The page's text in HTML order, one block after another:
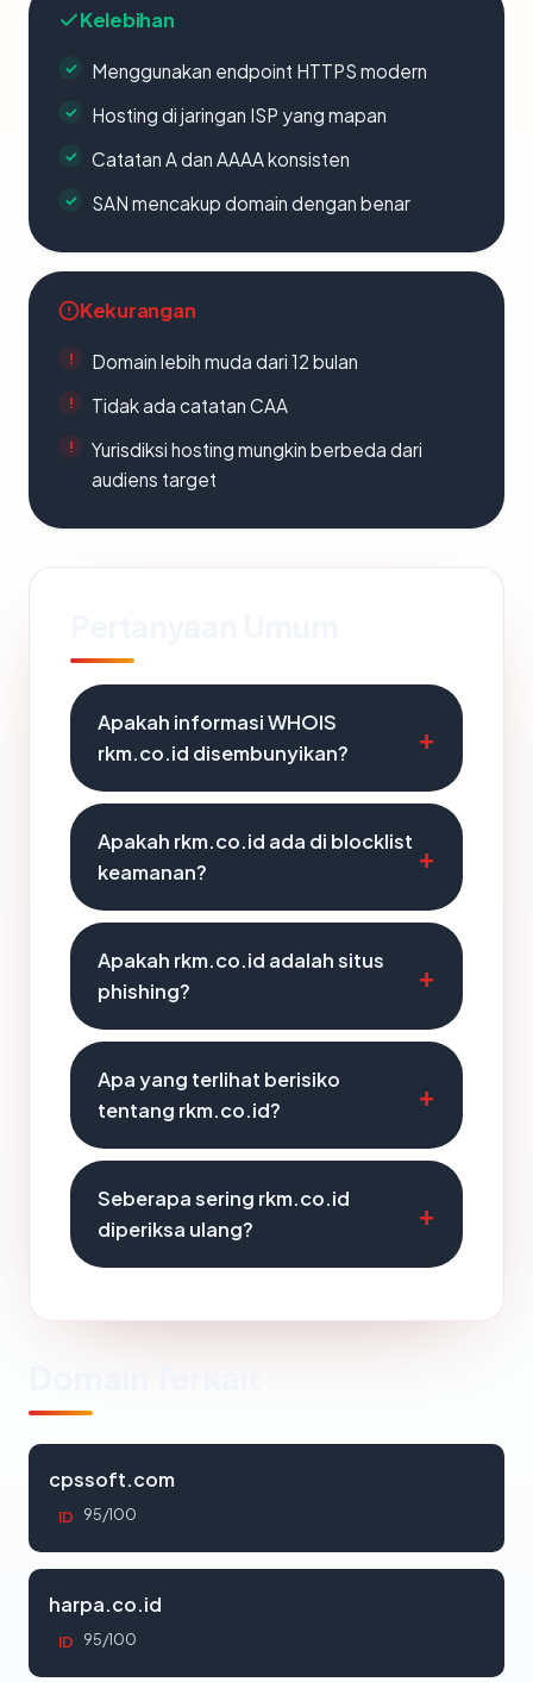
Kelebihan
Menggunakan endpoint HTTPS modern
Hosting di jaringan ISP yang mapan
Catatan A dan AAAA konsisten
SAN mencakup domain dengan benar
Kekurangan
Domain lebih muda dari 12 bulan
Tidak ada catatan CAA
Yurisdiksi hosting mungkin berbeda dari
audiens target
Apakah informasi WHOIS
rkm.co.id disembunyikan?
Apakah rkm.co.id ada di blocklist
keamanan?
Apakah rkm.co.id adalah situs
phishing?
Apa yang terlihat berisiko
tentang rkm.co.id?
Seberapa sering rkm.co.id
diperiksa ulang?
cpssoft.com
ID 95/100
harpa.co.id
ID 95/100